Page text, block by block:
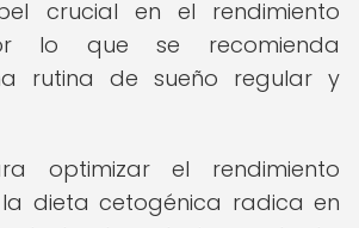
crucial en el rendimiento
lo que se recomienda
rutina de sueño regular y
optimizar el rendimiento
dieta cetogénica radica en